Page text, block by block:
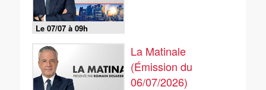
Le 07/07 à 09h
La Matinale
(Émission du
06/07/2026)